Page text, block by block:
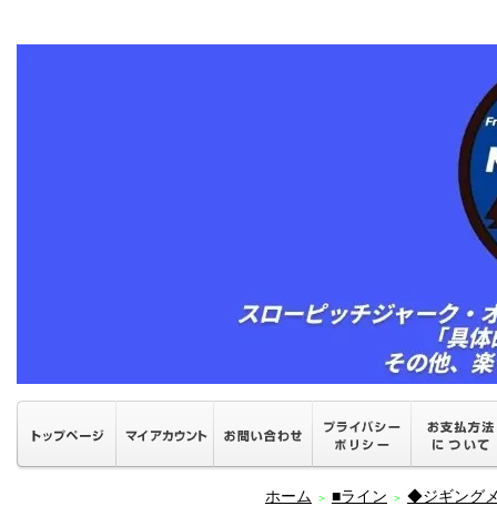
ホーム ＞ ■ライン ＞ ◆ジギング